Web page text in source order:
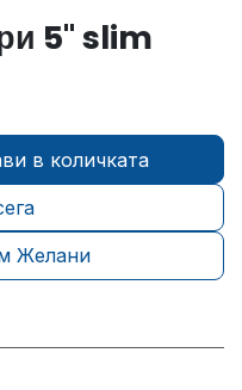
5" slim
в количката
Желани